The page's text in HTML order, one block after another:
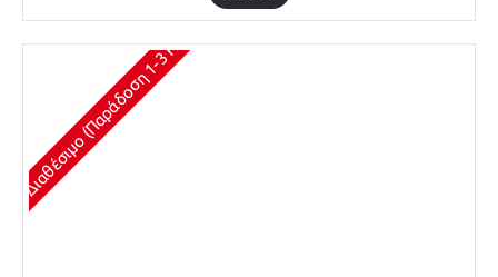
Διαθέσιμο (Παράδοση 1-3 Ημέρες)